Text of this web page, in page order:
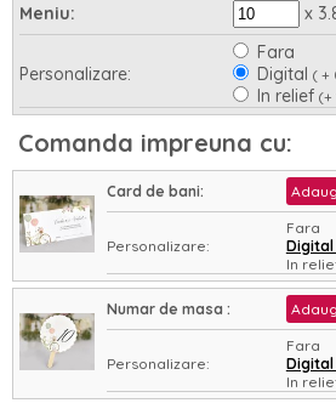
Meniu: x
Personalizare:
Fara
Digital( +
In relief(+
Asamblare: Nu
Comanda impreuna cu:
Card de bani:
Personalizare:
Fara
Digital
In
Asamblare: Nu Da
Numar de masa :
Personalizare:
Fara
Digital
In
Asamblare: Nu Da